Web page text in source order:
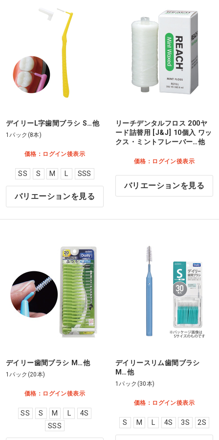
デイリーL字歯間ブラシ S…他
1パック(8本)
価格：ログイン後表示
SS S M L SSS
バリエーションを見る
リーチデンタルフロス 200ヤ
ード詰替用 [J&J] 10個入 ワッ
クス・ミントフレーバー…他
価格：ログイン後表示
バリエーションを見る
デイリー歯間ブラシ M…他
1パック(20本)
価格：ログイン後表示
SS S M
4S
SSS
デイリースリム歯間ブラシ
M…他
1パック(30本)
価格：ログイン後表示
S M 4S 3S 2S